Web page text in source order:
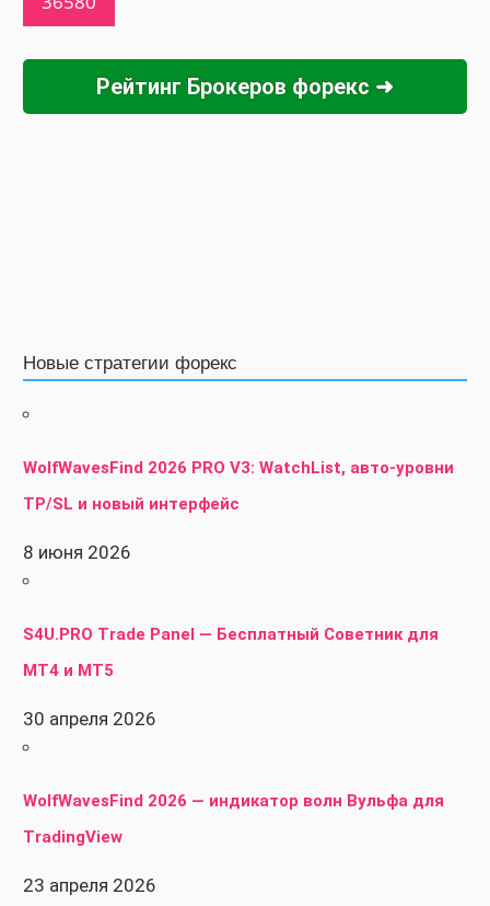
Рейтинг Брокеров форекс ➜
Новые стратегии форекс
WolfWavesFind 2026 PRO V3: WatchList, авто-уровни
TP/SL и новый интерфейс
8 июня 2026
S4U.PRO Trade Panel — Бесплатный Советник для
MT4 и MT5
30 апреля 2026
WolfWavesFind 2026 — индикатор волн Вульфа для
TradingView
23 апреля 2026